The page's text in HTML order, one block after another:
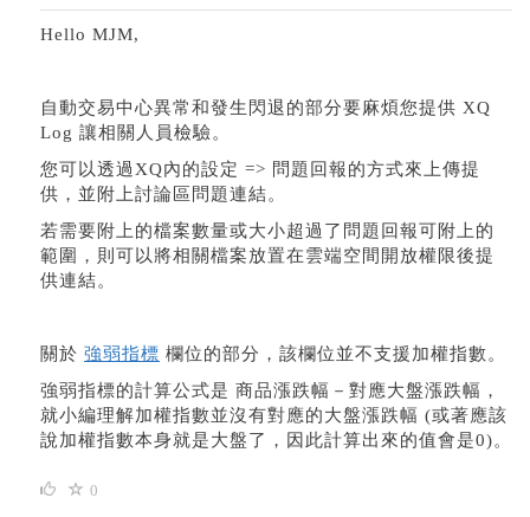
Hello MJM,
自動交易中心異常和發生閃退的部分要麻煩您提供 XQ
Log 讓相關人員檢驗。
您可以透過XQ內的設定 => 問題回報的方式來上傳提
供，並附上討論區問題連結。
若需要附上的檔案數量或大小超過了問題回報可附上的
範圍，則可以將相關檔案放置在雲端空間開放權限後提
供連結。
關於 強弱指標 欄位的部分，該欄位並不支援加權指數。
強弱指標的計算公式是 商品漲跌幅－對應大盤漲跌幅，
就小編理解加權指數並沒有對應的大盤漲跌幅 (或著應該
說加權指數本身就是大盤了，因此計算出來的值會是0)。
0